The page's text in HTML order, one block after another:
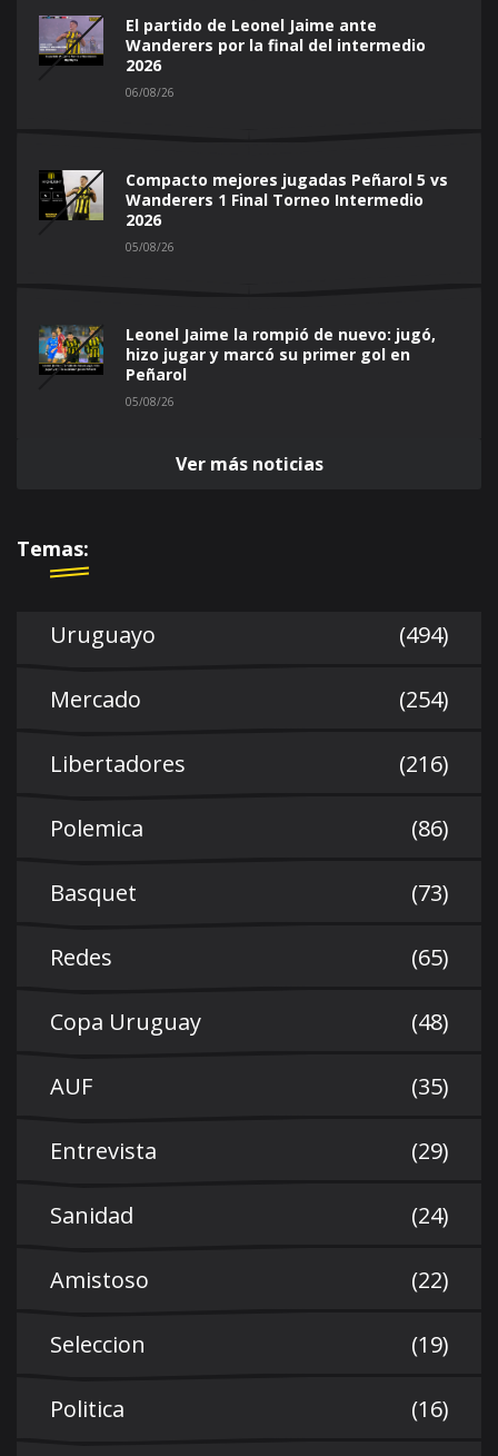
El partido de Leonel Jaime ante
Wanderers por la final del intermedio
2026
06/08/26
Compacto mejores jugadas Peñarol 5 vs
Wanderers 1 Final Torneo Intermedio
2026
05/08/26
Leonel Jaime la rompió de nuevo: jugó,
hizo jugar y marcó su primer gol en
Peñarol
05/08/26
Ver más noticias
Temas:
Uruguayo (494)
Mercado (254)
Libertadores (216)
Polemica (86)
Basquet (73)
Redes (65)
Copa Uruguay (48)
AUF (35)
Entrevista (29)
Sanidad (24)
Amistoso (22)
Seleccion (19)
Politica (16)